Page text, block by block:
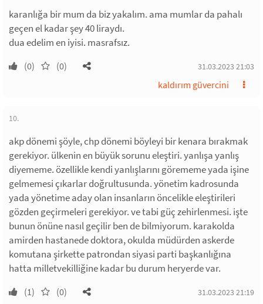
karanlığa bir mum da biz yakalım. ama mumlar da pahalı
geçen el kadar şey 40 liraydı.
dua edelim en iyisi. masrafsız.
(0) (0) 31.03.2023 21:03
kaldırım güvercini
10.
akp dönemi şöyle, chp dönemi böyleyi bir kenara bırakmak
gerekiyor. ülkenin en büyük sorunu eleştiri. yanlışa yanlış
diyememe. özellikle kendi yanlışlarını görememe yada işine
gelmemesi çıkarlar doğrultusunda. yönetim kadrosunda
yada yönetime aday olan insanların öncelikle eleştirileri
gözden geçirmeleri gerekiyor. ve tabi güç zehirlenmesi. işte
bunun önüne nasıl geçilir ben de bilmiyorum. karakolda
amirden hastanede doktora, okulda müdürden askerde
komutana şirkette patrondan siyasi parti başkanlığına
hatta milletvekilliğine kadar bu durum heryerde var.
(1) (0) 31.03.2023 21:19